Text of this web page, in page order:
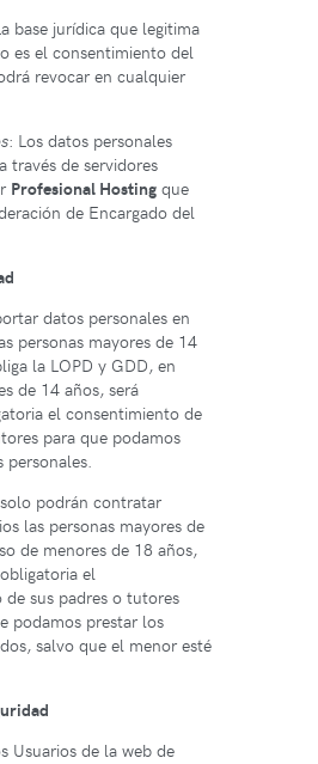
base jurídica que legitima
es el consentimiento del
revocar en cualquier
: Los datos personales
través de servidores
Profesional Hosting que
de Encargado del
datos personales en
personas mayores de 14
la LOPD y GDD, en
de 14 años, será
el consentimiento de
para que podamos
personales.
podrán contratar
las personas mayores de
de menores de 18 años,
el
sus padres o tutores
podamos prestar los
salvo que el menor esté
Usuarios de la web de